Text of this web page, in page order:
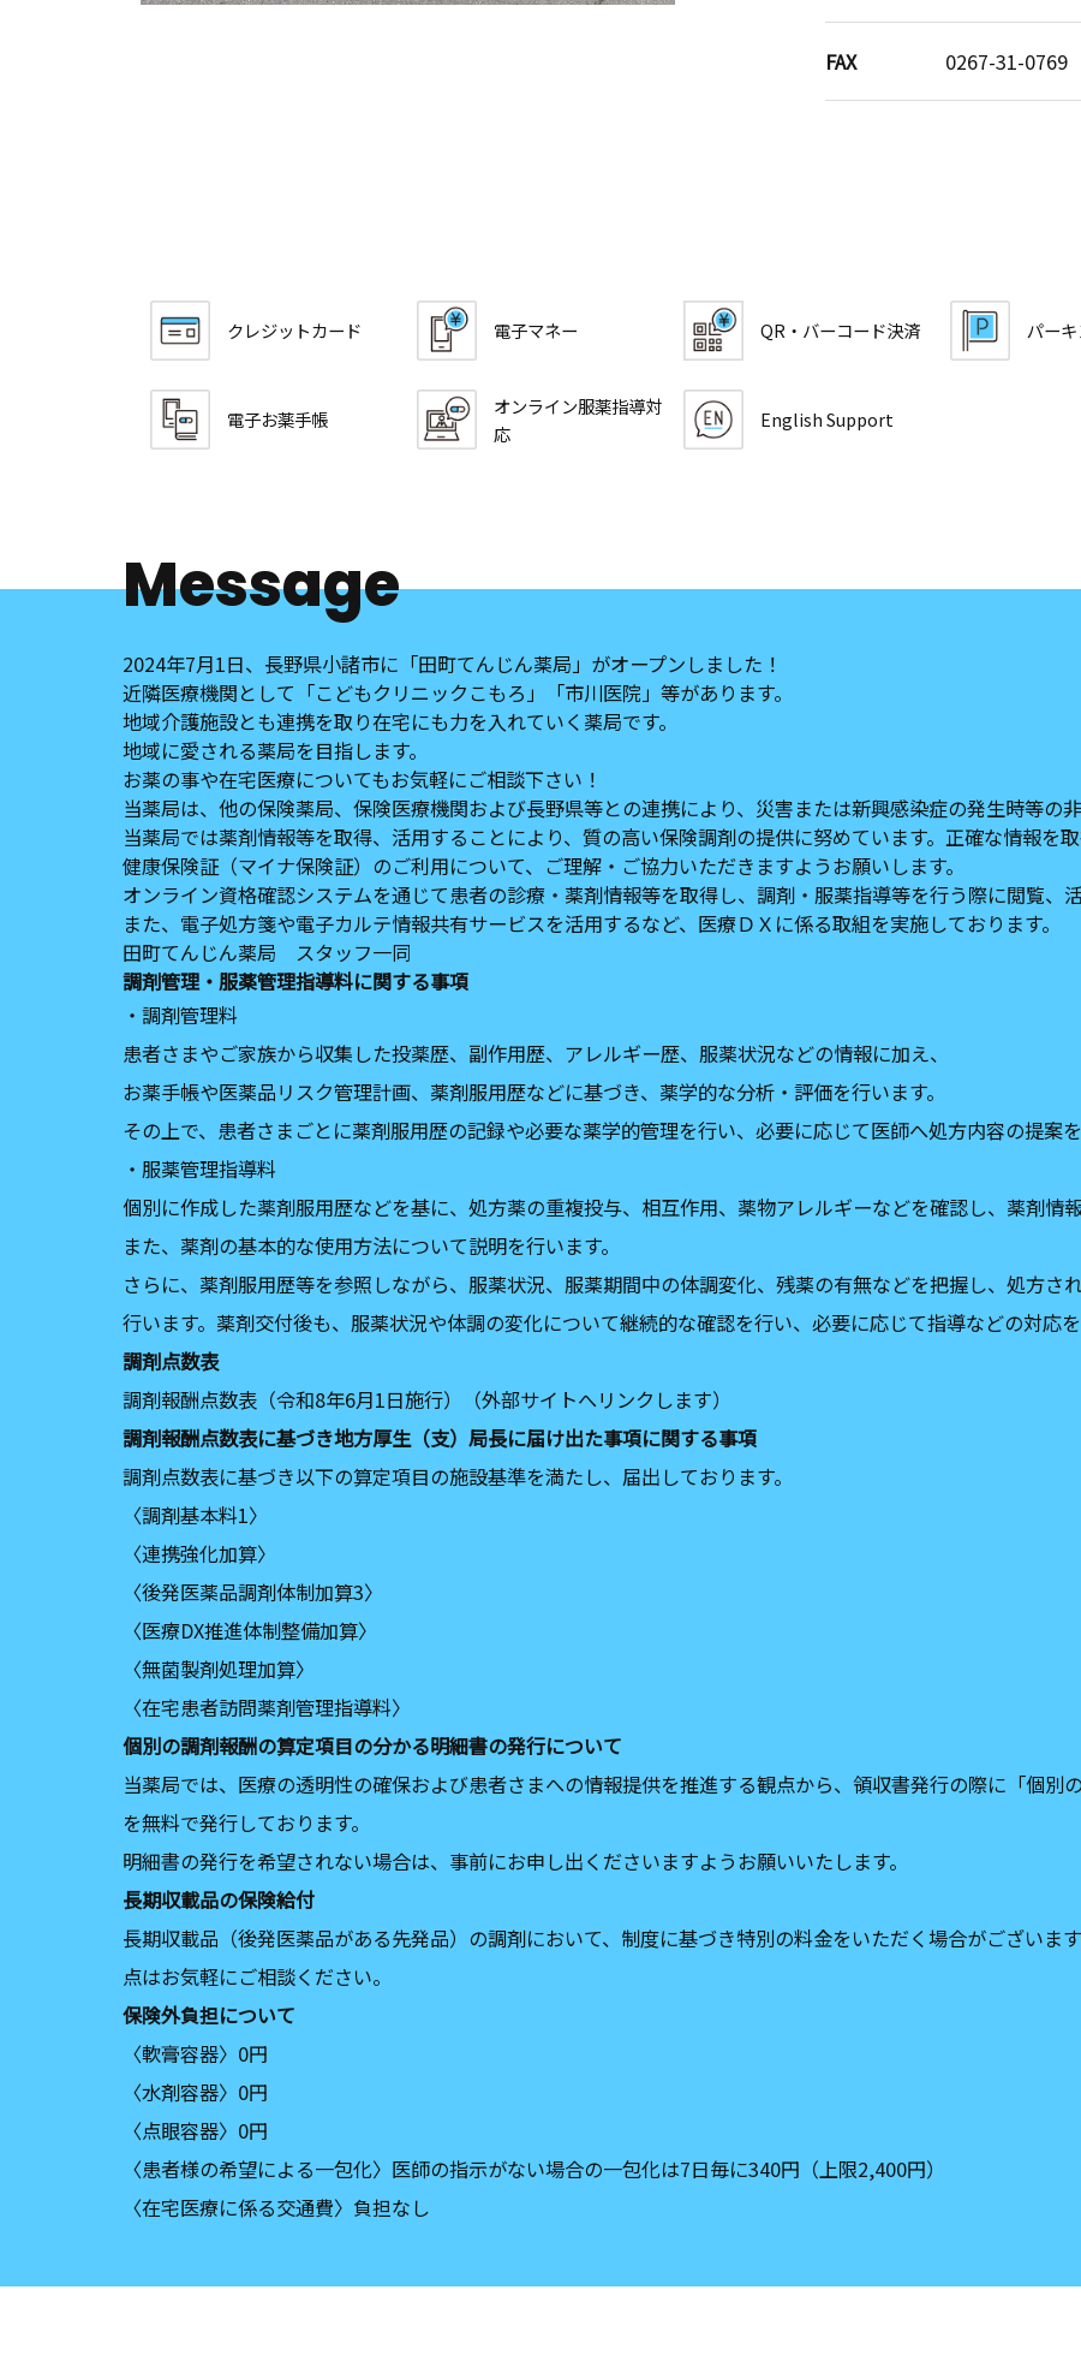
FAX 0267-31-0769
クレジットカード 電子マネー QR・バーコード決済 パー
電子お薬手帳
オンライン服薬指導対
応
English Support
Message
2024年7月1日、長野県小諸市に「田町てんじん薬局」がオープンしました！
近隣医療機関として「こどもクリニックこもろ」「市川医院」等があります。
地域介護施設とも連携を取り在宅にも力を入れていく薬局です。
地域に愛される薬局を目指します。
お薬の事や在宅医療についてもお気軽にご相談下さい！
当薬局は、他の保険薬局、保険医療機関および長野県等との連携により、災害または新興感染症の発生時等の
当薬局では薬剤情報等を取得、活用することにより、質の高い保険調剤の提供に努めています。正確な情報を
健康保険証（マイナ保険証）のご利用について、ご理解・ご協力いただきますようお願いします。
オンライン資格確認システムを通じて患者の診療・薬剤情報等を取得し、調剤・服薬指導等を行う際に閲覧、活
また、電子処方箋や電子カルテ情報共有サービスを活用するなど、医療ＤＸに係る取組を実施しております。
田町てんじん薬局 スタッフ一同
調剤管理 ‧服薬管理指導料に関する事項
‧調剤管理料
患者さまやご家族から収集した投薬歴、副作用歴、アレルギー歴、服薬状況などの情報に加え、
お薬手帳や医薬品リスク管理計画、薬剤服用歴などに基づき、薬学的な分析‧評価を行います。
その上で、患者さまごとに薬剤服用歴の記録や必要な薬学的管理を行い、必要に応じて医師へ処方内容の提案を
‧服薬管理指導料
個別に作成した薬剤服用歴などを基に、処方薬の重複投与、相互作用、薬物アレルギーなどを確認し、薬剤情
また、薬剤の基本的な使用方法について説明を行います。
さらに、薬剤服用歴等を参照しながら、服薬状況、服薬期間中の体調変化、残薬の有無などを把握し、処方さ
行います。薬剤交付後も、服薬状況や体調の変化について継続的な確認を行い、必要に応じて指導などの対応を
調剤点数表
調剤報酬点数表（令和8年6月1日施行）（外部サイトへリンクします）
調剤報酬点数表に基づき地方厚生（支）局⻑に届け出た事項に関する事項
調剤点数表に基づき以下の算定項目の施設基準を満たし、届出しております。
〈調剤基本料1〉
〈連携強化加算〉
〈後発医薬品調剤体制加算3〉
〈医療DX推進体制整備加算〉
〈無菌製剤処理加算〉
〈在宅患者訪問薬剤管理指導料〉
個別の調剤報酬の算定項目の分かる明細書の発行について
当薬局では、医療の透明性の確保および患者さまへの情報提供を推進する観点から、領収書発行の際に「個別
を無料で発行しております。
明細書の発行を希望されない場合は、事前にお申し出くださいますようお願いいたします。
⻑期収載品の保険給付
⻑期収載品（後発医薬品がある先発品）の調剤において、制度に基づき特別の料金をいただく場合がございま
点はお気軽にご相談ください。
保険外負担について
〈軟膏容器〉0円
〈水剤容器〉0円
〈点眼容器〉0円
〈患者様の希望による一包化〉医師の指示がない場合の一包化は7日毎に340円（上限2,400円）
〈在宅医療に係る交通費〉負担なし